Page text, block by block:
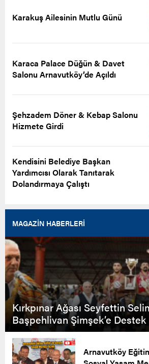
Karakuş Ailesinin Mutlu Günü
Karaca Palace Düğün & Davet
Salonu Arnavutköy’de Açıldı
Şehzadem Döner & Kebap Salonu
Hizmete Girdi
Kendisini Belediye Başkan
Yardımcısı Olarak Tanıtarak
Dolandırmaya Çalıştı
MAGAZİN HABERLERİ
Kırkpınar Ağası Seyfettin
Başpehlivan Şimşek’e Destek
Arnavutköy